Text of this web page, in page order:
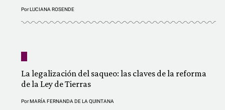
PorLUCIANA ROSENDE
La legalización del saqueo: las claves de la reforma
de la Ley de Tierras
PorMARÍA FERNANDA DE LA QUINTANA